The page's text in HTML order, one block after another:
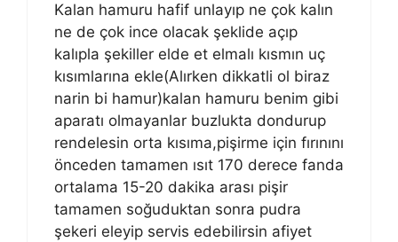
Kalan hamuru hafif unlayıp ne çok kalın
ne de çok ince olacak şeklide açıp
kalıpla şekiller elde et elmalı kısmın uç
kısımlarına ekle(Alırken dikkatli ol biraz
narin bi hamur)kalan hamuru benim gibi
aparatı olmayanlar buzlukta dondurup
rendelesin orta kısıma,pişirme için fırınını
önceden tamamen ısıt 170 derece fanda
ortalama 15-20 dakika arası pişir
tamamen soğuduktan sonra pudra
şekeri eleyip servis edebilirsin afiyet